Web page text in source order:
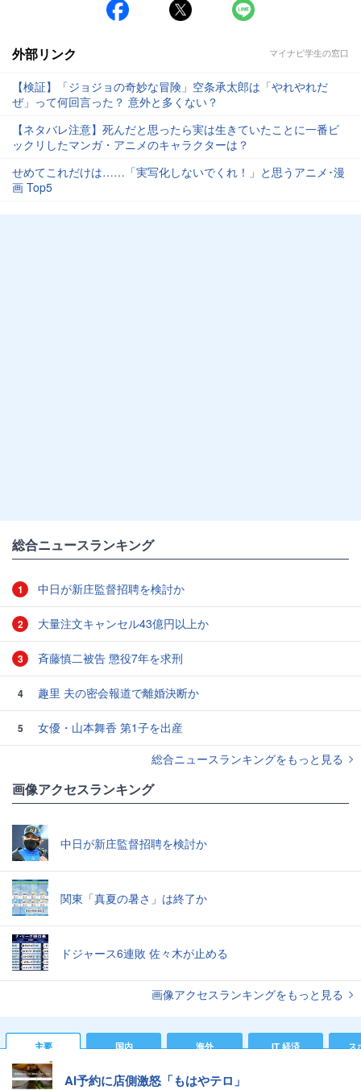
外部リンク マイナビ学生の窓口
【検証】「ジョジョの奇妙な冒険」空条承太郎は「やれやれだ
ぜ」って何回言った？ 意外と多くない？
【ネタバレ注意】死んだと思ったら実は生きていたことに一番ビ
ックリしたマンガ・アニメのキャラクターは？
せめてこれだけは……「実写化しないでくれ！」と思うアニメ･漫
画 Top5
総合ニュースランキング
1 中日が新庄監督招聘を検討か
2 大量注文キャンセル43億円以上か
3 斉藤慎二被告 懲役7年を求刑
4 趣里 夫の密会報道で離婚決断か
5
女優・山本舞香 第1子を出産
総合ニュースランキングをもっと見る
画像アクセスランキング
中日が新庄監督招聘を検討か
関東「真夏の暑さ」は終了か
ドジャース6連敗 佐々木が止める
画像アクセスランキングをもっと見る
主要 国内 海外 IT 経済 ス
AI予約に店側激怒「もはやテロ」